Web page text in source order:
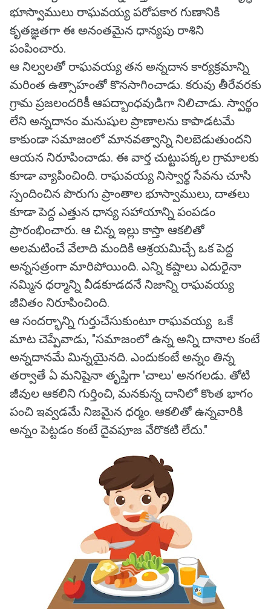
భూస్వాములు రాఘవయ్య పరోపకార గుణానికి
కృతజ్ఞతగా ఈ అనంతమైన ధాన్యపు రాశిని
పంపించారు.
ఆ నిల్వలతో రాఘవయ్య తన అన్నదాన కార్యక్రమాన్ని
మరింత ఉత్సాహంతో కొనసాగించాడు. కరువు తీరేవరకు
గ్రామ ప్రజలందరికీ ఆపద్బాంధవుడిగా నిలిచాడు. స్వార్థం
లేని అన్నదానం మనుషుల ప్రాణాలను కాపాడటమే
కాకుండా సమాజంలో మానవత్వాన్ని నిలబెడుతుందని
ఆయన నిరూపించాడు. ఈ వార్త చుట్టుపక్కల గ్రామాలకు
కూడా వ్యాపించింది. రాఘవయ్య నిస్వార్థ సేవను చూసి
స్పందించిన పొరుగు ప్రాంతాల భూస్వాములు, దాతలు
కూడా పెద్ద ఎత్తున ధాన్య సహాయాన్ని పంపడం
ప్రారంభించారు. ఆ చిన్న ఇల్లు కాస్తా ఆకలితో
అలమటించే వేలాది మందికి ఆశ్రయమిచ్చే ఒక పెద్ద
అన్నసత్రంగా మారిపోయింది. ఎన్ని కష్టాలు ఎదురైనా
నమ్మిన ధర్మాన్ని వీడకూడదనే నిజాన్ని రాఘవయ్య
జీవితం నిరూపించింది.
ఆ సందర్భాన్ని గుర్తుచేసుకుంటూ రాఘవయ్య ఒకే
మాట చెప్పేవాడు, "సమాజంలో ఉన్న అన్ని దానాల కంటే
అన్నదానమే మిన్నయైనది. ఎందుకంటే అన్నం తిన్న
తర్వాతే ఏ మనిషైనా తృప్తిగా 'చాలు' అనగలడు. తోటి
జీవుల ఆకలిని గుర్తించి, మనకున్న దానిలో కొంత భాగం
పంచి ఇవ్వడమే నిజమైన ధర్మం. ఆకలితో ఉన్నవారికి
అన్నం పెట్టడం కంటే దైవపూజ వేరొకటి లేదు."